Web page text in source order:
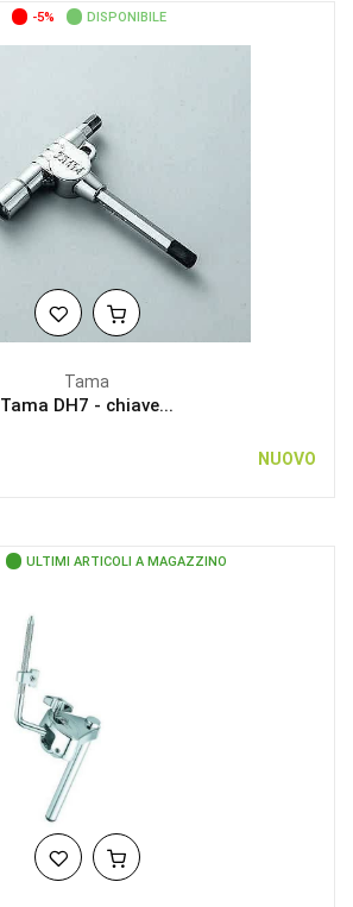
-5% DISPONIBILE
Tama
Tama DH7 - chiave...
NUOVO
ULTIMI ARTICOLI A MAGAZZINO